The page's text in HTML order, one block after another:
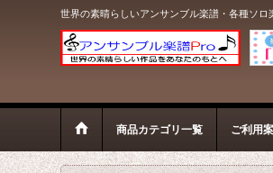
世界の素晴らしいアンサンブル楽譜・各種ソロ
商品カテゴリ一覧 ご利用